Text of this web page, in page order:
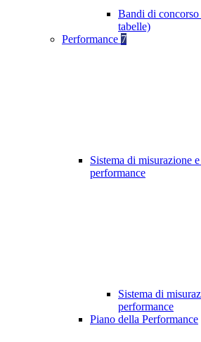
Bandi di
tabelle)
Performance 7
Sistema di misurazione
performance
Sistema di
performance
Piano della Performance